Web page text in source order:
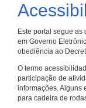
Este portal segue as
em Governo
obediência ao
O termo
participação de
informações. Alguns
para cadeira de